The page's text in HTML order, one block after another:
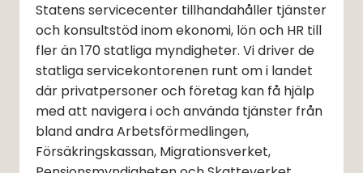
Statens servicecenter tillhandahåller tjänster
och konsultstöd inom ekonomi, lön och HR till
fler än 170 statliga myndigheter. Vi driver de
statliga servicekontorenen runt om i landet
där privatpersoner och företag kan få hjälp
med att navigera i och använda tjänster från
bland andra Arbetsförmedlingen,
Försäkringskassan, Migrationsverket,